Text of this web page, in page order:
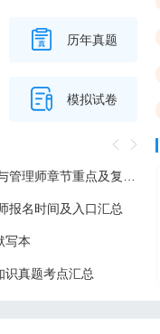
历年真题
模拟试卷
报名时间及入口汇总
写本
识真题考点汇总